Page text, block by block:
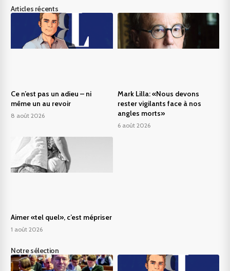
Articles récents
Ce n’est pas un adieu – ni
même un au revoir
8 août 2026
Mark Lilla: «Nous devons
rester vigilants face à nos
angles morts»
6 août 2026
Aimer «tel quel», c’est mépriser
1 août 2026
Notre sélection